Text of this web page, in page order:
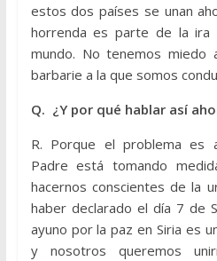
estos dos países se unan
horrenda es parte de la
mundo. No tenemos miedo
barbarie a la que somos
Q. ¿Y por qué hablar así
R. Porque el problema es
Padre está tomando
hacernos conscientes de la
haber declarado el día 7 de
ayuno por la paz en Siria es
y nosotros queremos